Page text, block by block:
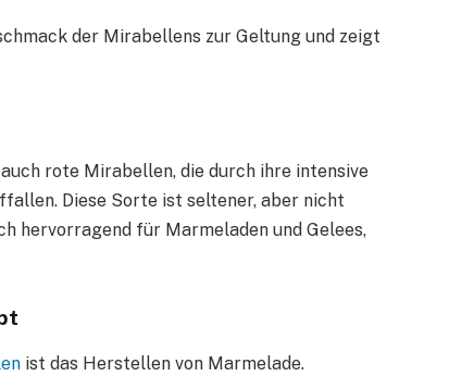
der Mirabellens zur Geltung und zeigt
rote Mirabellen, die durch ihre intensive
Diese Sorte ist seltener, aber nicht
hervorragend für Marmeladen und Gelees,
ist das Herstellen von Marmelade.